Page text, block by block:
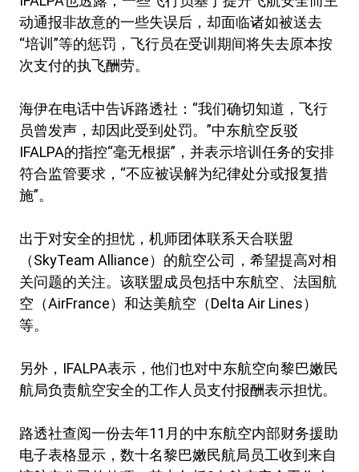
动通报非故意的一些失误后，却面临诸如被送去
“培训”等的惩罚，飞行员在受训期间将失去原本按
次支付的执飞酬劳。
海伊在电话中告诉路透社：“我们确切知道，飞行
员曾发声，却因此受到处罚。”中东航空反驳
IFALPA的指控“毫无根据”，并表示培训任务的安排
符合监管要求，“不应被误解为纪律处分或报复措
施”。
出于对安全的担忧，机师团体联系天合联盟
（SkyTeam Alliance）的航空公司，希望提高对相
关问题的关注。该联盟成员包括中东航空、法国航
空（AirFrance）和达美航空（Delta Air Lines）
等。
另外，IFALPA表示，他们也对中东航空向黎巴嫩民
航局负责航空安全的工作人员支付报酬表示担忧。
路透社查阅一份去年11月的中东航空内部财务援助
电子表格显示，数十名黎巴嫩民航局员工收到来自